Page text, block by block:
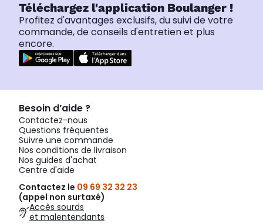
Téléchargez l'application Boulanger !
Profitez d'avantages exclusifs, du suivi de votre
commande, de conseils d'entretien et plus
encore.
Besoin d’aide ?
Contactez-nous
Questions fréquentes
Suivre une commande
Nos conditions de livraison
Nos guides d'achat
Centre d'aide
Contactez le 09 69 32 32 23
(appel non surtaxé)
Accès sourds
et malentendants